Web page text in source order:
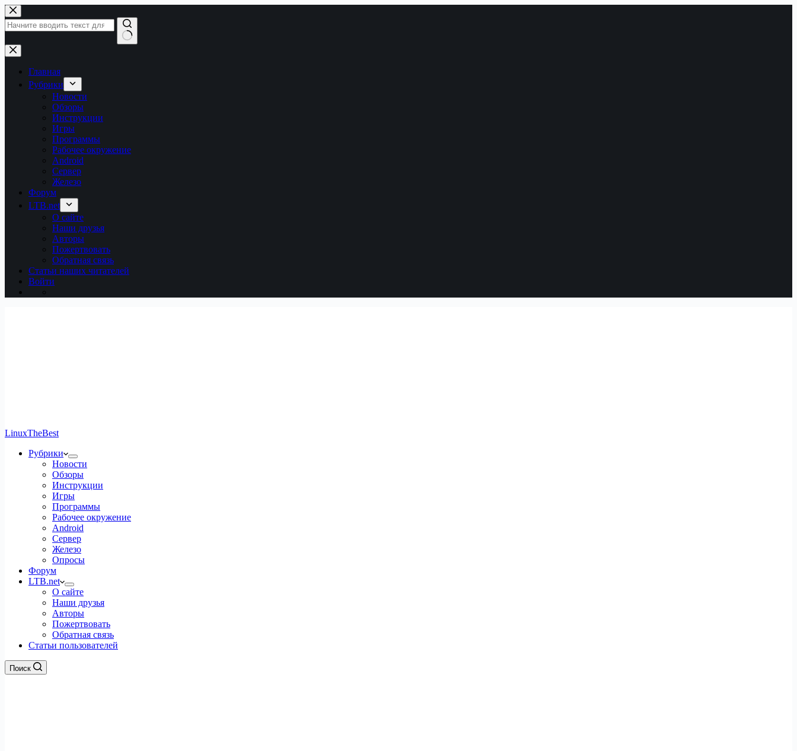
Перейти
к
сути
Ничего
не
найденоГлавная
Рубрики
Новости
Обзоры
Инструкции
Игры
Программы
Рабочее окружение
Android
Сервер
Железо
Форум
LTB.net
О сайте
Наши друзья
Авторы
Пожертвовать
Обратная связь
Статьи наших читателей
Войти
LinuxTheBest
Рубрики
Новости
Обзоры
Инструкции
Игры
Программы
Рабочее окружение
Android
Сервер
Железо
Опросы
Форум
LTB.net
О сайте
Наши друзья
Авторы
Пожертвовать
Обратная связь
Статьи пользователей
Поиск